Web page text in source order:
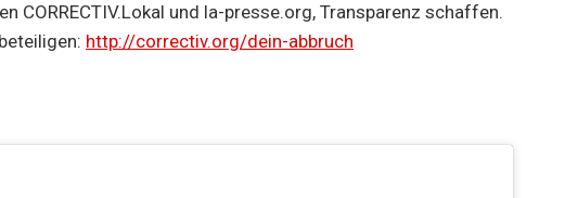
CORRECTIV.Lokal und la-presse.org, Transparenz schaffen.
http://correctiv.org/dein-abbruch